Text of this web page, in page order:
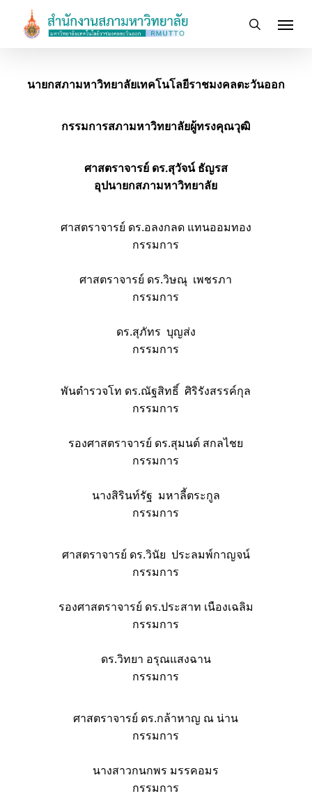
search
นายกสภามหาวิทยาลัยเทคโนโลยีราชมงคลตะวันออก
กรรมการสภามหาวิทยาลัยผู้ทรงคุณวุฒิ
ศาสตราจารย์ ดร.สุวัจน์ ธัญรส
อุปนายกสภามหาวิทยาลัย
ศาสตราจารย์ ดร.อลงกลด แทนออมทอง
กรรมการ
ศาสตราจารย์ ดร.วิษณุ เพชรภา
กรรมการ
ดร.สุภัทร บุญส่ง
กรรมการ
พันตำรวจโท ดร.ณัฐสิทธิ์ ศิริรังสรรค์กุล
กรรมการ
รองศาสตราจารย์ ดร.สุมนต์ สกลไชย
กรรมการ
นางสิรินท์รัฐ มหาลี้ตระกูล
กรรมการ
ศาสตราจารย์ ดร.วินัย ประลมพ์กาญจน์
กรรมการ
รองศาสตราจารย์ ดร.ประสาท เนืองเฉลิม
กรรมการ
ดร.วิทยา อรุณแสงฉาน
กรรมการ
ศาสตราจารย์ ดร.กล้าหาญ ณ น่าน
กรรมการ
นางสาวกนกพร มรรคอมร
กรรมการ